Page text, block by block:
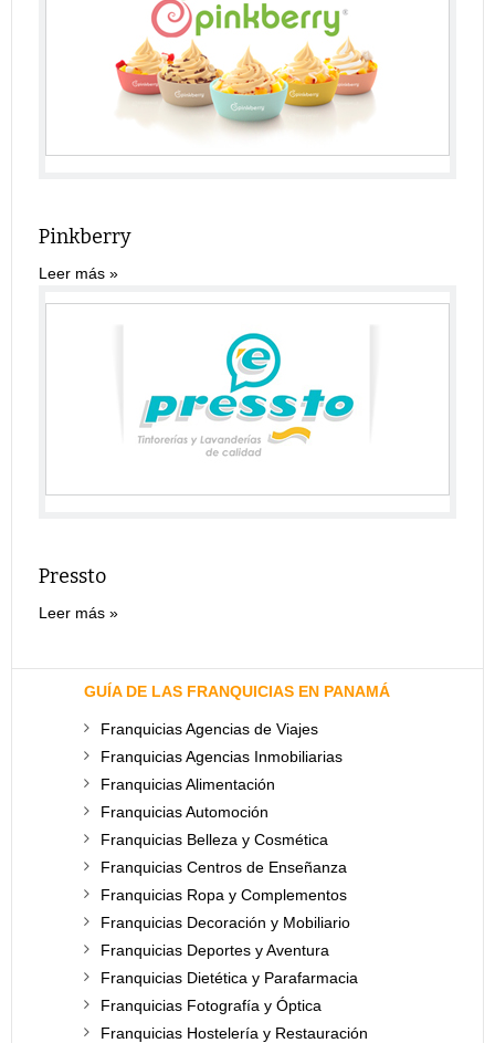
Pinkberry
Leer más
Pressto
Leer más
GUÍA DE LAS FRANQUICIAS EN PANAMÁ
Franquicias Agencias de Viajes
Franquicias Agencias Inmobiliarias
Franquicias Alimentación
Franquicias Automoción
Franquicias Belleza y Cosmética
Franquicias Centros de Enseñanza
Franquicias Ropa y Complementos
Franquicias Decoración y Mobiliario
Franquicias Deportes y Aventura
Franquicias Dietética y Parafarmacia
Franquicias Fotografía y Óptica
Franquicias Hostelería y Restauración